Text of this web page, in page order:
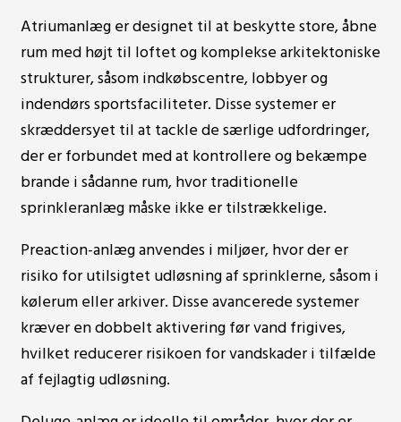
Atriumanlæg er designet til at beskytte store, åbne
rum med højt til loftet og komplekse arkitektoniske
strukturer, såsom indkøbscentre, lobbyer og
indendørs sportsfaciliteter. Disse systemer er
skræddersyet til at tackle de særlige udfordringer,
der er forbundet med at kontrollere og bekæmpe
brande i sådanne rum, hvor traditionelle
sprinkleranlæg måske ikke er tilstrækkelige.
Preaction-anlæg anvendes i miljøer, hvor der er
risiko for utilsigtet udløsning af sprinklerne, såsom i
kølerum eller arkiver. Disse avancerede systemer
kræver en dobbelt aktivering før vand frigives,
hvilket reducerer risikoen for vandskader i tilfælde
af fejlagtig udløsning.